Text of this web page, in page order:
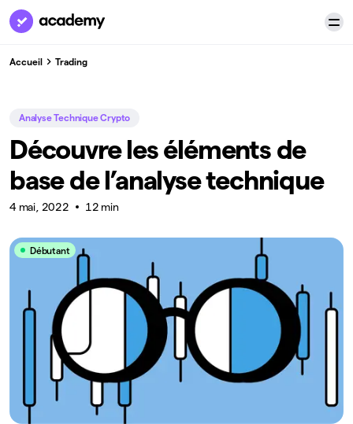
Accueil Trading
Analyse Technique Crypto
Découvre les éléments de
base de l’analyse technique
4 mai, 2022 12 min
Débutant